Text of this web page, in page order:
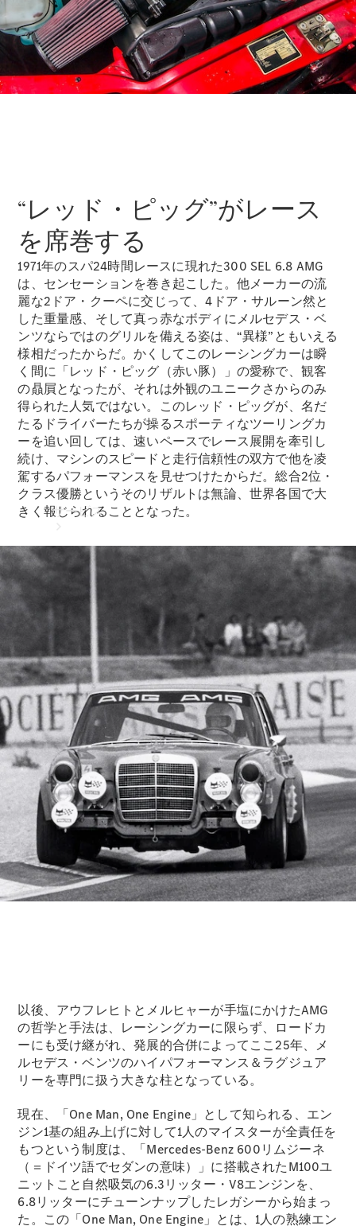
Accessories
ウォールユ
ニット
Mercedes-
Benz
Collection
カーケア
サービス
アフターサ
ービス
メルセデス
の電気自動
車を選ぶ理
由
サービス入
庫リクエス
ト
メンテナン
ス＆リペア
故障や事故
の際のサポ
Mercedes-
Benz アプリ
スト/お問
い合わせ
取扱説明書
“レッド・ピッグ”がレース
を席巻する
1971年のスパ24時間レースに現れた300 SEL 6.8 AMG
は、センセーションを巻き起こした。他メーカーの流
麗な2ドア・クーペに交じって、4ドア・サルーン然と
した重量感、そして真っ赤なボディにメルセデス・ベ
ンツならではのグリルを備える姿は、“異様”ともいえる
様相だったからだ。かくしてこのレーシングカーは瞬
く間に「レッド・ピッグ（赤い豚）」の愛称で、観客
の贔屓となったが、それは外観のユニークさからのみ
得られた人気ではない。このレッド・ピッグが、名だ
たるドライバーたちが操るスポーティなツーリングカ
ーを追い回しては、速いペースでレース展開を牽引し
続け、マシンのスピードと走行信頼性の双方で他を凌
駕するパフォーマンスを見せつけたからだ。総合2位・
クラス優勝というそのリザルトは無論、世界各国で大
きく報じられることとなった。
以後、アウフレヒトとメルヒャーが手塩にかけたAMG
の哲学と手法は、レーシングカーに限らず、ロードカ
ーにも受け継がれ、発展的合併によってここ25年、メ
ルセデス・ベンツのハイパフォーマンス＆ラグジュア
リーを専門に扱う大きな柱となっている。
現在、「One Man, One Engine」として知られる、エン
ジン1基の組み上げに対して1人のマイスターが全責任を
もつという制度は、「Mercedes-Benz 600リムジーネ
（＝ドイツ語でセダンの意味）」に搭載されたM100ユ
ニットこと自然吸気の6.3リッター・V8エンジンを、
6.8リッターにチューンナップしたレガシーから始まっ
た。この「One Man, One Engine」とは、1人の熟練エン